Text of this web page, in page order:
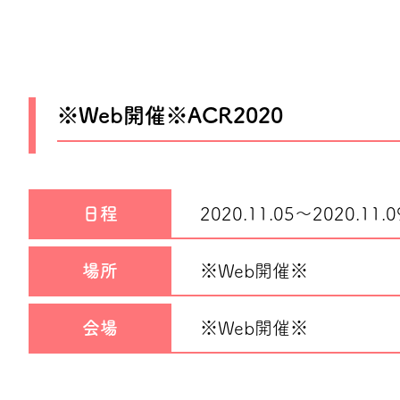
※Web開催※ACR2020
日程 2020.11.05～
場所 ※Web開催※
会場 ※Web開催※